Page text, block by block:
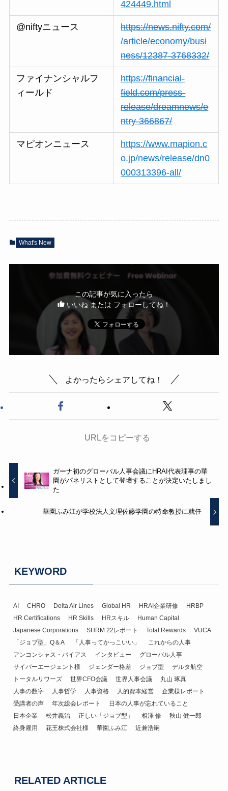
424449.html
@niftyニュース
https://news.nifty.com/
/article/economy/busi
ness/12387-3768332/
ファイナンシャルフ
ィールド
https://financial-
field.com/press-
release/dreamnews/e
ntry-366867/
マピオンニュース
https://www.mapion.c
o.jp/news/release/dn0
000313396-all/
What's New
この記事が気に入ったら
いいね または フォローしてね！
よかったらシェアしてね！
URLをコピーする
ガーナ初のグローバル人事会議にHRAI代表理事の華
園がパネリストとして登壇することが決定いたしまし
た
華園ふみ江が学校法人文理佐藤学園の特命教授に就任
KEYWORD
AI CHRO Delta Air Lines Global HR HRAI企業研修
HRBP
HR Certifications
HR Skills HRスキル
Human Capital
Japanese Corporations
SHRM 22レポート Total Rewards
VUCA
「ジョブ型」Q＆A
「人事ってかっこいい」
これからの人事
アンコンシャス・バイアス
インタビュー
グローバル人事
サイバーエージェント様
ジェンダー格差 ジョブ型
デルタ航空
トータルリワーズ
世界CFO会議 世界人事会議
丸山 琢真
人事の数字
人事哲学 人事資格 人的資本経営
企業様レポート
受講者の声
年次総会レポート
日本の人事が忘れていること
日本企業
松井義治 正しい「ジョブ型」 相澤 修
秋山 健一郎
終身雇用
花王株式会社様 華園ふみ江 近兼浩嗣
RELATED ARTICLE